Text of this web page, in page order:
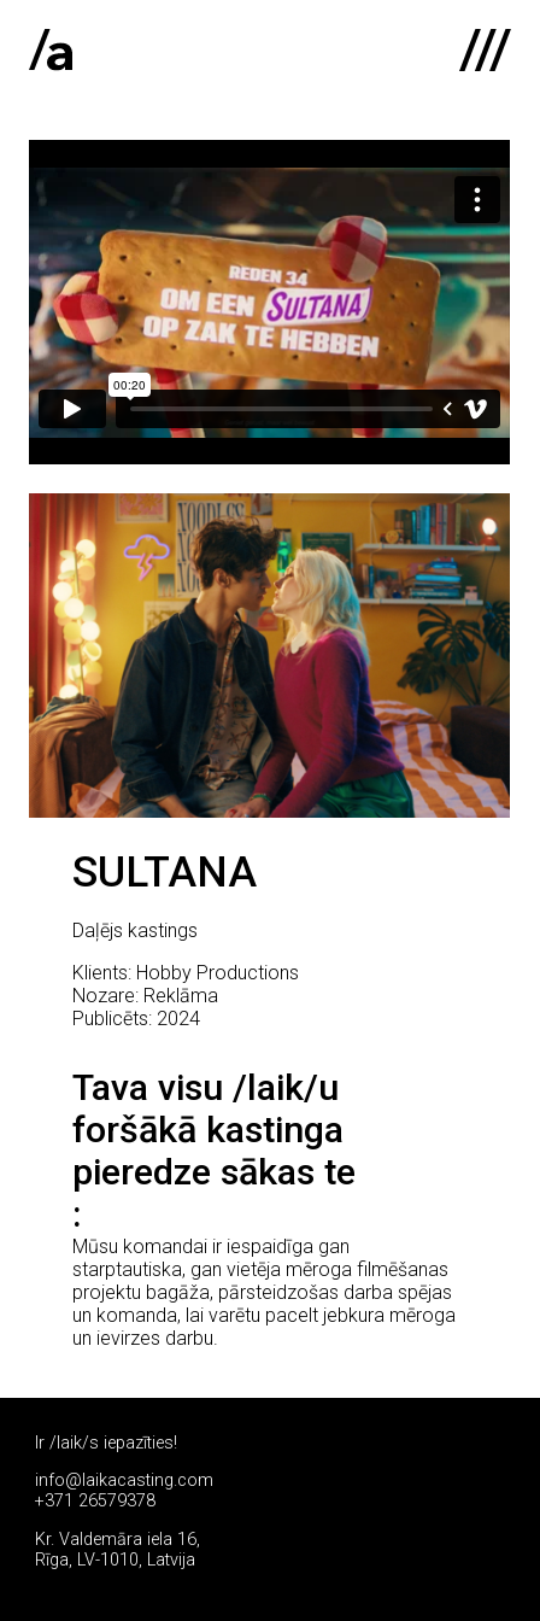
:
Sākums
Par mums
Kontakti
Portfolio
SULTANA
Daļējs kastings
Klients: Hobby Productions
Nozare: Reklāma
Publicēts: 2024
Tava visu /laik/u
foršākā kastinga
pieredze sākas te
Mūsu komandai ir iespaidīga gan
starptautiska, gan vietēja mēroga filmēšanas
projektu bagāža, pārsteidzošas darba spējas
un komanda, lai varētu pacelt jebkura mēroga
un ievirzes darbu.
Ir /laik/s iepazīties!
info@laikacasting.com
+371 26579378
Kr. Valdemāra iela 16,
Rīga, LV-1010, Latvija